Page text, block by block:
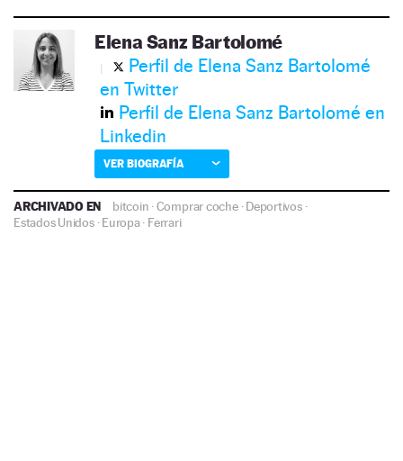
Elena Sanz Bartolomé
Perfil de Elena Sanz Bartolomé
en Twitter
Perfil de Elena Sanz Bartolomé en
Linkedin
VER BIOGRAFÍA
ARCHIVADO EN bitcoin ·Comprar coche·Deportivos·
Estados Unidos·Europa· Ferrari